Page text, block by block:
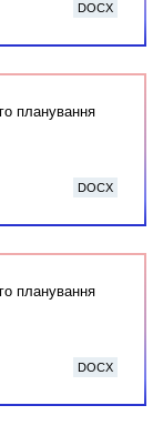
DOCX
планування
DOCX
планування
DOCX